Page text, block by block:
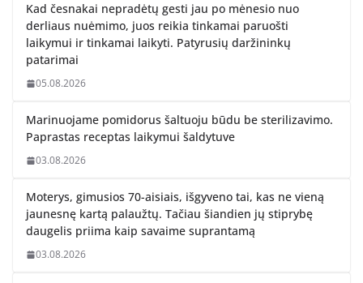
Kad česnakai nepradėtų gesti jau po mėnesio nuo
derliaus nuėmimo, juos reikia tinkamai paruošti
laikymui ir tinkamai laikyti. Patyrusių daržininkų
patarimai
05.08.2026
Marinuojame pomidorus šaltuoju būdu be sterilizavimo.
Paprastas receptas laikymui šaldytuve
03.08.2026
Moterys, gimusios 70-aisiais, išgyveno tai, kas ne vieną
jaunesnę kartą palaužtų. Tačiau šiandien jų stiprybę
daugelis priima kaip savaime suprantamą
03.08.2026